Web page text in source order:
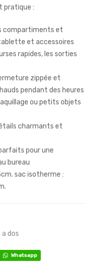
pratique :
compartiments et
et accessoires
rapides, les sorties
zippée et
pendant des heures
ou petits objets
charmants et
pour une
bureau
sac isotherme :
a dos
Whatsapp